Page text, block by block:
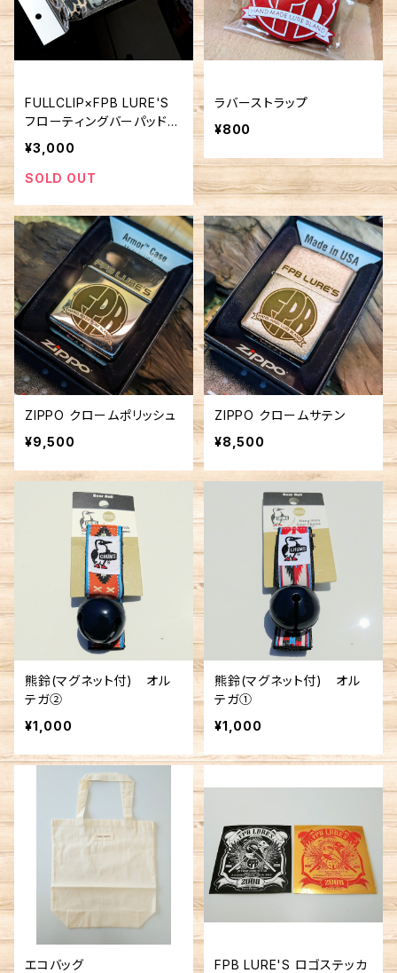
FULLCLIP×FPB LURE'S
フローティングバーパッド
ヒョウ柄
¥3,000
SOLD OUT
ラバーストラップ
¥800
ZIPPO クロームポリッシュ
¥9,500
ZIPPO クロームサテン
¥8,500
熊鈴(マグネット付) オル
テガ②
¥1,000
熊鈴(マグネット付) オル
テガ①
¥1,000
エコバッグ
FPB LURE'S ロゴステッカ